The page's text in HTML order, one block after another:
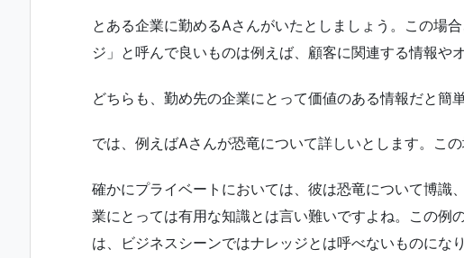
とある企業に勤めるAさんがいたとしましょう。この場
ジ」と呼んで良いものは例えば、顧客に関連する情報や
どちらも、勤め先の企業にとって価値のある情報だと簡
では、例えばAさんが恐竜について詳しいとします。この
確かにプライベートにおいては、彼は恐竜について博識
業にとっては有用な知識とは言い難いですよね。この例
は、ビジネスシーンではナレッジとは呼べないものになり